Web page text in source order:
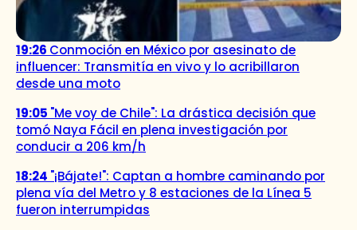
19:26 Conmoción en México por asesinato de
influencer: Transmitía en vivo y lo acribillaron
desde una moto
19:05 "Me voy de Chile": La drástica decisión que
tomó Naya Fácil en plena investigación por
conducir a 206 km/h
18:24 "¡Bájate!": Captan a hombre caminando por
plena vía del Metro y 8 estaciones de la Línea 5
fueron interrumpidas